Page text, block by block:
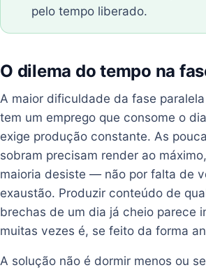
pelo tempo liberado.
O dilema do tempo na
A maior dificuldade da fase
tem um emprego que consome o
exige produção constante. As
sobram precisam render ao
maioria desiste — não por falta de
exaustão. Produzir conteúdo de
brechas de um dia já cheio parece
muitas vezes é, se feito da forma
A solução não é dormir menos ou